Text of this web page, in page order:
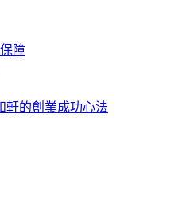
障
軒的創業成功心法